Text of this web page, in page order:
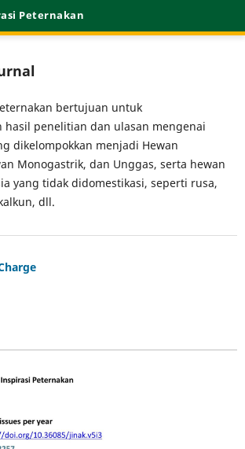
Peternakan
bertujuan untuk
hasil penelitian dan ulasan mengenai
dikelompokkan menjadi Hewan
Monogastrik, dan Unggas, serta hewan
yang tidak didomestikasi, seperti rusa,
dll.